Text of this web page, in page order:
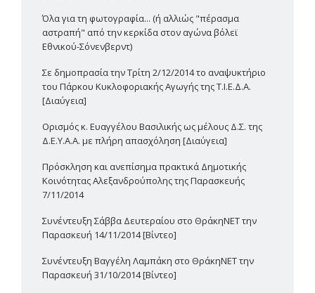
Όλα για τη φωτογραφία... (ή αλλιώς "πέρασμα
αστραπή" από την κερκίδα στον αγώνα βόλεϊ
Εθνικού-Σόνενβερντ)
Σε δημοπρασία την Τρίτη 2/12/2014 το αναψυκτήριο
του Πάρκου Κυκλοφοριακής Αγωγής της Τ.Ι.Ε.Δ.Α.
[Διαύγεια]
Ορισμός κ. Ευαγγέλου Βασιλικής ως μέλους Δ.Σ. της
Δ.Ε.Υ.Α.Α. με πλήρη απασχόληση [Διαύγεια]
Πρόσκληση και ανεπίσημα πρακτικά Δημοτικής
Κοινότητας Αλεξανδρούπολης της Παρασκευής
7/11/2014
Συνέντευξη Σάββα Δευτεραίου στο ΘράκηΝΕΤ την
Παρασκευή 14/11/2014 [Βίντεο]
Συνέντευξη Βαγγέλη Λαμπάκη στο ΘράκηΝΕΤ την
Παρασκευή 31/10/2014 [Βίντεο]